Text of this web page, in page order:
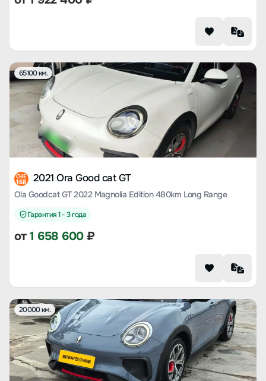
65100 км.
CHE
168 2021 Ora Good cat GT
Ola Goodcat GT 2022 Magnolia Edition 480km Long Range
Гарантия 1 - 3 года
от1 658 600₽
20000 км.